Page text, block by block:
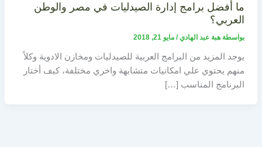
ما أفضل برامج إدارة الصيدليات في مصر والوطن
العربي؟
بواسطة هبة عبد الهادي/ مايو 21, 2018
يوجد المزيد من البرامج العربية للصيدليات ومخازن الادوية وكلاً
منهم يحتوي علي امكانيات متشابهة واخري مختلفة، كيف أختار
البرنامج المناسب […]